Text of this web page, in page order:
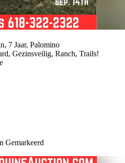
7 Jaar, Palomino
Gezinsveilig, Ranch, Trails!
Gemarkeerd